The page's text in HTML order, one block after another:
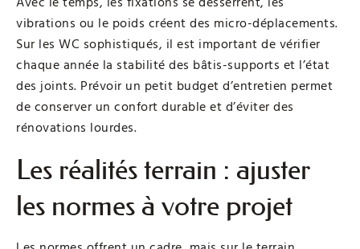
vibrations ou le poids créent des micro-déplacements.
Sur les WC sophistiqués, il est important de vérifier
chaque année la stabilité des bâtis-supports et l’état
des joints. Prévoir un petit budget d’entretien permet
de conserver un confort durable et d’éviter des
rénovations lourdes.
Les réalités terrain : ajuster
les normes à votre projet